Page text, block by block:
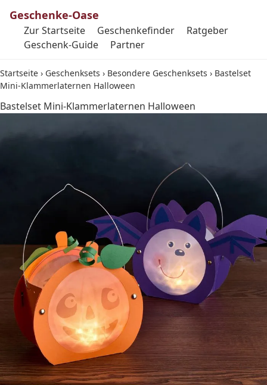
Geschenke-Oase
Zur Startseite Geschenkefinder
Ratgeber
Geschenk-Guide
Partner
Startseite › Geschenksets › Besondere Geschenksets › Bastelset
Mini-Klammerlaternen Halloween
Bastelset Mini-Klammerlaternen Halloween